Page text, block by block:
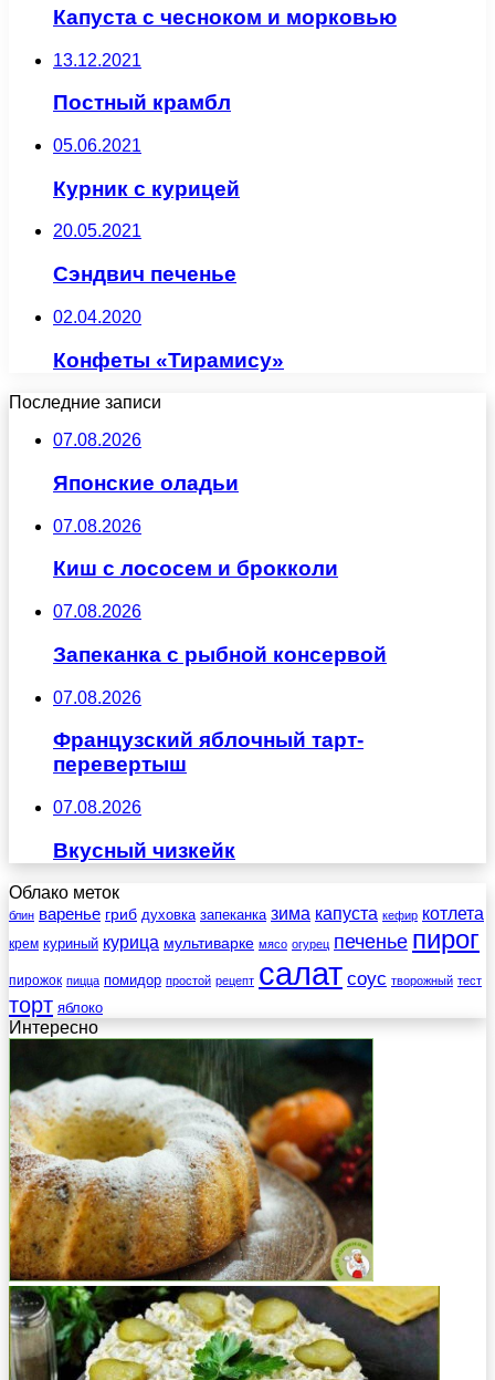
Капуста с чесноком и морковью
13.12.2021
Постный крамбл
05.06.2021
Курник с курицей
20.05.2021
Сэндвич печенье
02.04.2020
Конфеты «Тирамису»
Последние записи
07.08.2026
Японские оладьи
07.08.2026
Киш с лососем и брокколи
07.08.2026
Запеканка с рыбной консервой
07.08.2026
Французский яблочный тарт-
перевертыш
07.08.2026
Вкусный чизкейк
Облако меток
блин варенье гриб духовка запеканка зима капуста кефир котлета
крем куриный курица мультиварке мясо огурец печенье пирог
пирожок пицца помидор простой рецепт салат соус творожный тест
торт яблоко
Интересно